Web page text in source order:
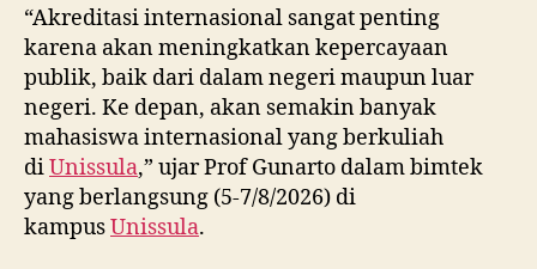
“Akreditasi internasional sangat penting
karena akan meningkatkan kepercayaan
publik, baik dari dalam negeri maupun luar
negeri. Ke depan, akan semakin banyak
mahasiswa internasional yang berkuliah
diUnissula,” ujar Prof Gunarto dalam bimtek
yang berlangsung (5-7/8/2026) di
kampusUnissula.